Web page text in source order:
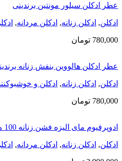
عطر ادکلن سیلور مونتین برندینی
ادکلن, ادکلن زنانه, ادکلن مردانه,
780,000 تومان
عطر ادکلن هالووین بنفش زنانه
ادکلن, ادکلن زنانه, ادکلن و
780,000 تومان
ادوپرفیوم مای الیزه فشن زنانه 100 میل مارک ژوزف
ادکلن, ادکلن زنانه, ادکلن مردانه,